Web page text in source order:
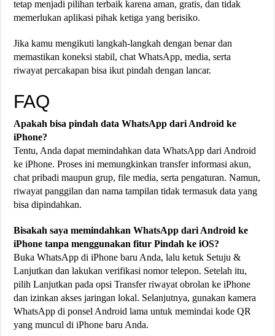
tetap menjadi pilihan terbaik karena aman, gratis, dan tidak
memerlukan aplikasi pihak ketiga yang berisiko.
Jika kamu mengikuti langkah-langkah dengan benar dan
memastikan koneksi stabil, chat WhatsApp, media, serta
riwayat percakapan bisa ikut pindah dengan lancar.
FAQ
Apakah bisa pindah data WhatsApp dari Android ke
iPhone?
Tentu, Anda dapat memindahkan data WhatsApp dari Android
ke iPhone. Proses ini memungkinkan transfer informasi akun,
chat pribadi maupun grup, file media, serta pengaturan. Namun,
riwayat panggilan dan nama tampilan tidak termasuk data yang
bisa dipindahkan.
Bisakah saya memindahkan WhatsApp dari Android ke
iPhone tanpa menggunakan fitur Pindah ke iOS?
Buka WhatsApp di iPhone baru Anda, lalu ketuk Setuju &
Lanjutkan dan lakukan verifikasi nomor telepon. Setelah itu,
pilih Lanjutkan pada opsi Transfer riwayat obrolan ke iPhone
dan izinkan akses jaringan lokal. Selanjutnya, gunakan kamera
WhatsApp di ponsel Android lama untuk memindai kode QR
yang muncul di iPhone baru Anda.